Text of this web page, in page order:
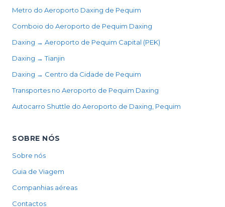
Metro do Aeroporto Daxing de Pequim
Comboio do Aeroporto de Pequim Daxing
Daxing → Aeroporto de Pequim Capital (PEK)
Daxing → Tianjin
Daxing → Centro da Cidade de Pequim
Transportes no Aeroporto de Pequim Daxing
Autocarro Shuttle do Aeroporto de Daxing, Pequim
SOBRE NÓS
Sobre nós
Guia de Viagem
Companhias aéreas
Contactos